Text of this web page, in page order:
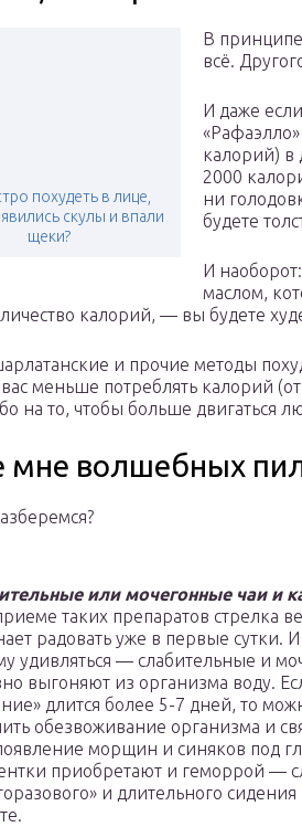
похудеть в лице,
скулы и впали
щеки?
В
всё.
И даже
калорий) в
2000
ни
будете
И
маслом,
калорий, — вы будете
и прочие методы
меньше потреблять калорий
на то, чтобы больше двигаться
мне волшебных
или мочегонные чаи и
таких препаратов стрелка
радовать уже в первые сутки. И
удивляться — слабительные и
выгоняют из организма воду.
длится более 5-7 дней, то
обезвоживание организма и
морщин и синяков под
приобретают и геморрой —
и длительного сидения